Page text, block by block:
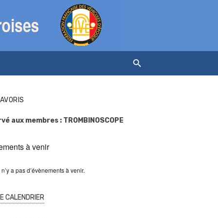
aux membres : TROMBINOSCOPE
à venir
n’y a pas d’évènements à venir.
CALENDRIER